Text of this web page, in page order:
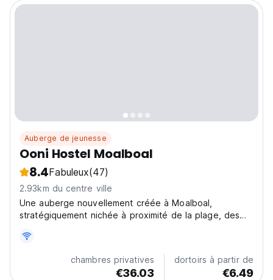
Auberge de jeunesse
Ooni Hostel Moalboal
8.4Fabuleux(47)
2.93km du centre ville
Une auberge nouvellement créée à Moalboal,
stratégiquement nichée à proximité de la plage, des
vous pourrez profiter d'une gamme d'équipements
conçus pour votre confort et découvrir un monde
d'aventure,...chambres privatives
€36.03
dortoirs à partir de
€6.49